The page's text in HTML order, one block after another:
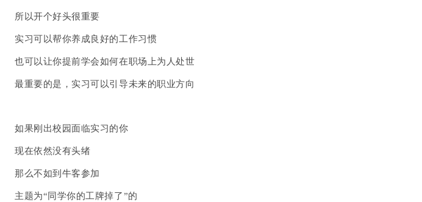
所以开个好头很重要
实习可以帮你养成良好的工作习惯
也可以让你提前学会如何在职场上为人处世
最重要的是，实习可以引导未来的职业方向
如果刚出校园面临实习的你
现在依然没有头绪
那么不如到牛客参加
主题为“同学你的工牌掉了”的